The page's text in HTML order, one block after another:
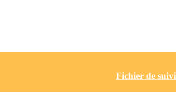
Fichier de suivi